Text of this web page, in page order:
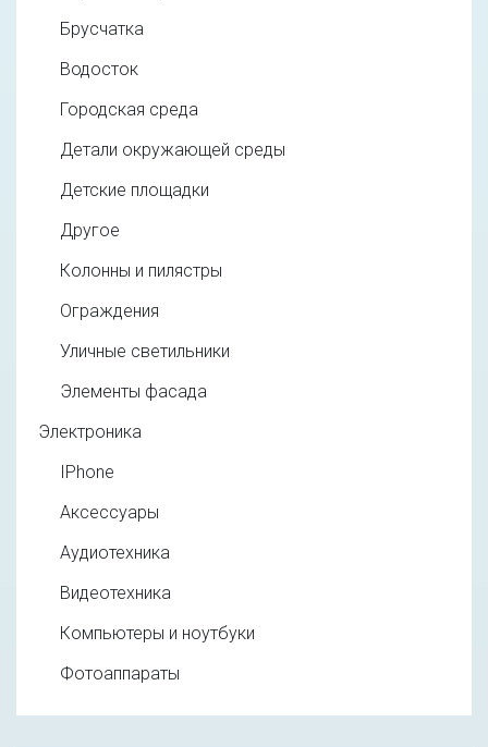
Брусчатка
Водосток
Городская среда
Детали окружающей среды
Детские площадки
Другое
Колонны и пилястры
Ограждения
Уличные светильники
Элементы фасада
Электроника
IPhone
Аксессуары
Аудиотехника
Видеотехника
Компьютеры и ноутбуки
Фотоаппараты